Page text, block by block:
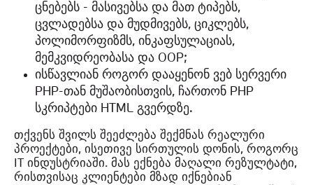
ცნებებს - მასივებსა და მათ ტიპებს,
ცვლადებსა და მუდმივებს, ციკლებს,
პოლიმორფიზმს, ინკაფსულაციას,
მემკვიდრეობასა და OOP;
ისწავლიან როგორ დააყენონ ვებ სერვერი
PHP-თან მუშაობისთვის, ჩართონ PHP
სკრიპტები HTML გვერდზე.
თქვენს შვილს შეეძლება შექმნას რეალური
პროექტები, ისეთივე სირთულის დონის, როგორც
IT ინდუსტრიაში. მას ექნება მაღალი რეზულტატი,
რისთვისაც კლიენტები მზად იქნებიან